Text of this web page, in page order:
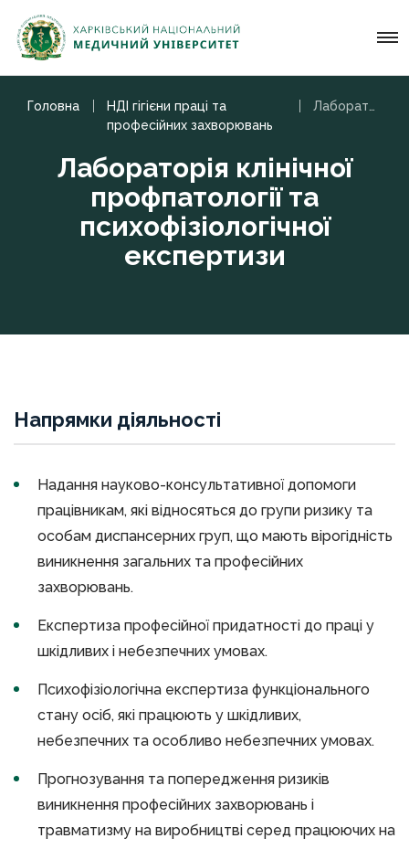
Головна
НДІ гігієни праці та
професійних захворювань
Лабораторія клінічної
профпатології та
психофізіологічної
експертизи
Напрямки діяльності
Надання науково-консультативної допомоги
працівникам, які відносяться до групи ризику та
особам диспансерних груп, що мають вірогідність
виникнення загальних та професійних
захворювань.
Експертиза професійної придатності до праці у
шкідливих і небезпечних умовах.
Психофізіологічна експертиза функціонального
стану осіб, які працюють у шкідливих,
небезпечних та особливо небезпечних умовах.
Прогнозування та попередження ризиків
виникнення професійних захворювань і
травматизму на виробництві серед працюючих на